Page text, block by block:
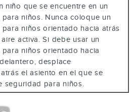
niño que se encuentre en un
niños. Nunca coloque un
niños orientado hacia atrás
activa. Si debe usar un
niños orientado hacia
desplace
el asiento en el que se
seguridad para niños.